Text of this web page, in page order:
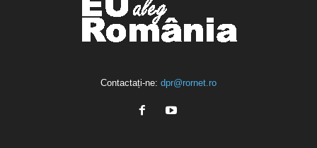
Contactați-ne: dpr@rornet.ro